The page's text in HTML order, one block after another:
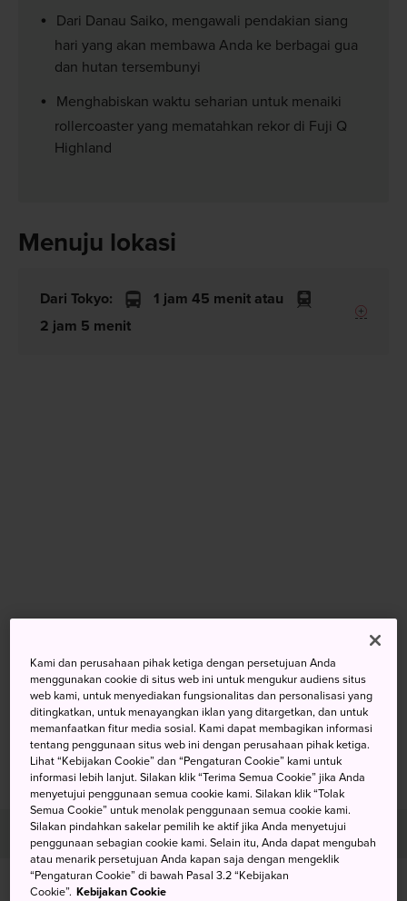
Dari Danau Saiko, mengawali pendakian siang
hari yang akan membawa Anda ke berbagai gua
dan hutan tersembunyi
Menghabiskan waktu seharian untuk menaiki
rollercoaster yang mematahkan rekor di Fuji Q
Highland
Menuju lokasi
Dari Tokyo:
1 jam 45 menit atau
2 jam 5 menit
hari 1
Kami dan perusahaan pihak ketiga dengan persetujuan Anda
menggunakan cookie di situs web ini untuk mengukur audiens situs
web kami, untuk menyediakan fungsionalitas dan personalisasi yang
ditingkatkan, untuk menayangkan iklan yang ditargetkan, dan untuk
memanfaatkan fitur media sosial. Kami dapat membagikan informasi
tentang penggunaan situs web ini dengan perusahaan pihak ketiga.
Lihat “Kebijakan Cookie” dan “Pengaturan Cookie” kami untuk
informasi lebih lanjut. Silakan klik “Terima Semua Cookie” jika Anda
menyetujui penggunaan semua cookie kami. Silakan klik “Tolak
Semua Cookie” untuk menolak penggunaan semua cookie kami.
Silakan pindahkan sakelar pemilih ke aktif jika Anda menyetujui
penggunaan sebagian cookie kami. Selain itu, Anda dapat mengubah
atau menarik persetujuan Anda kapan saja dengan mengeklik
“Pengaturan Cookie” di bawah Pasal 3.2 “Kebijakan
Cookie”. Kebijakan Cookie